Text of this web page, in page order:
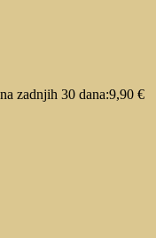
zadnjih 30 dana:9,90 €